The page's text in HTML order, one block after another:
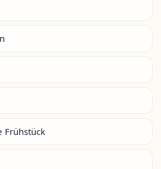
Frühstück